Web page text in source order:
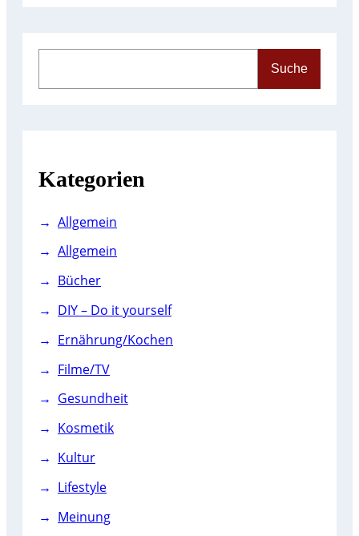
Suche
Kategorien
Allgemein
Allgemein
Bücher
DIY – Do it yourself
Ernährung/Kochen
Filme/TV
Gesundheit
Kosmetik
Kultur
Lifestyle
Meinung